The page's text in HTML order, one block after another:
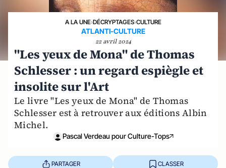
A LA UNE›DÉCRYPTAGES›CULTURE
ATLANTI-CULTURE
22 avril 2024
"Les yeux de Mona" de Thomas
Schlesser : un regard espiègle et
insolite sur l'Art
Le livre "Les yeux de Mona" de Thomas
Schlesser est à retrouver aux éditions Albin
Michel.
Pascal Verdeau pour Culture-Tops
PARTAGER CLASSER